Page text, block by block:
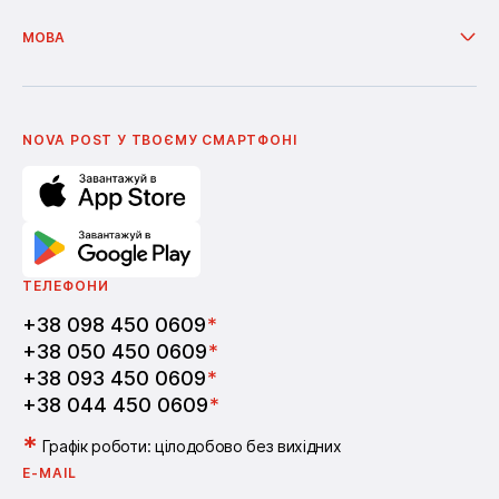
Додаткові послуги
Nova Media
Про компанію
Умови використання промокодів
МОВА
Українська
NOVA POST У ТВОЄМУ СМАРТФОНI
ТЕЛЕФОНИ
+38 098 450 0609*
+38 050 450 0609*
+38 093 450 0609*
+38 044 450 0609*
* Графік роботи: цілодобово без вихідних
E-MAIL